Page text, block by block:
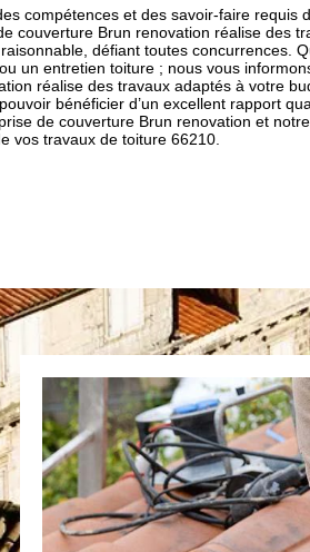
compétences et des savoir-faire requis
couverture Brun renovation réalise des
défiant toutes concurrences.
un entretien toiture ; nous vous
réalise des travaux adaptés à votre
bénéficier d’un excellent rapport
de couverture Brun renovation et
vos travaux de toiture 66210.